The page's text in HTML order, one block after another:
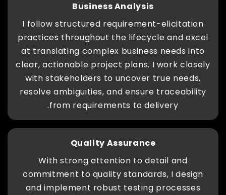
Business Analysis
I follow structured requirement-elicitation
practices throughout the lifecycle and excel
at translating complex business needs into
clear, actionable project plans. I work closely
with stakeholders to uncover true needs,
resolve ambiguities, and ensure traceability
from requirements to delivery.
Quality Assurance
With strong attention to detail and
commitment to quality standards, I design
and implement robust testing processes